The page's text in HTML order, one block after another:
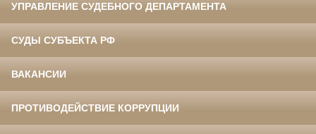
УПРАВЛЕНИЕ СУДЕБНОГО ДЕПАРТАМЕНТА
СУДЫ СУБЪЕКТА РФ
ВАКАНСИИ
ПРОТИВОДЕЙСТВИЕ КОРРУПЦИИ